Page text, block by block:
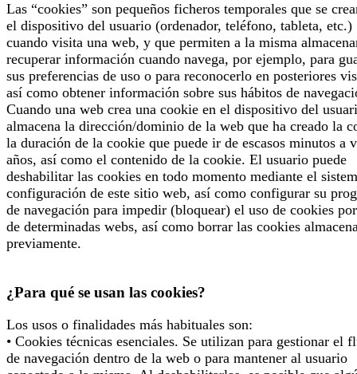
Las “cookies” son pequeños ficheros temporales que se
el dispositivo del usuario (ordenador, teléfono, tableta, etc.)
cuando visita una web, y que permiten a la misma
recuperar información cuando navega, por ejemplo, para
sus preferencias de uso o para reconocerlo en posteriores
así como obtener información sobre sus hábitos de
Cuando una web crea una cookie en el dispositivo del
almacena la dirección/dominio de la web que ha creado la
la duración de la cookie que puede ir de escasos minutos a
años, así como el contenido de la cookie. El usuario puede
deshabilitar las cookies en todo momento mediante el
configuración de este sitio web, así como configurar su
de navegación para impedir (bloquear) el uso de cookies
de determinadas webs, así como borrar las cookies
previamente.
¿Para qué se usan las cookies?
Los usos o finalidades más habituales son:
• Cookies técnicas esenciales. Se utilizan para gestionar el
de navegación dentro de la web o para mantener al usuario